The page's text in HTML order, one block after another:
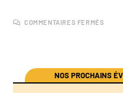
COMMENTAIRES FERMÉS
NOS PROCHAINS